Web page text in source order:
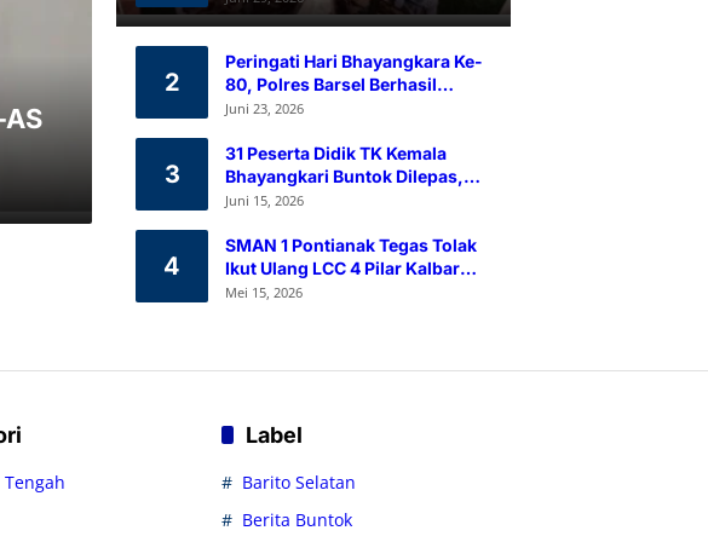
Ramah Lingkungan
2
Peringati Hari Bhayangkara Ke-
80, Polres Barsel Berhasil
Himpun 80 Kantong Darah
Juni 23, 2026
3
31 Peserta Didik TK Kemala
Bhayangkari Buntok Dilepas,
Kapolres Barsel Tekankan
Juni 15, 2026
4
SMAN 1 Pontianak Tegas Tolak
Ikut Ulang LCC 4 Pilar Kalbar
2026
Mei 15, 2026
Label
Barito Selatan
Berita Buntok